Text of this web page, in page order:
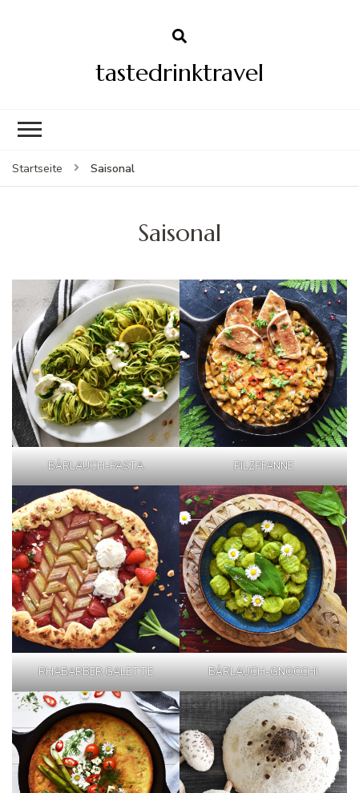
tastedrinktravel
Startseite Saisonal
Saisonal
BÄRLAUCH-PASTA PILZPFANNE
RHABARBER GALETTE BÄRLAUCH-GNOCCHI